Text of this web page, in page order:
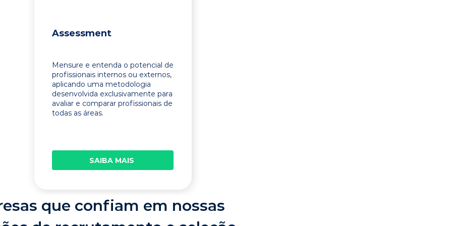
Assessment
Mensure e entenda o potencial de
profissionais internos ou externos,
aplicando uma metodologia
desenvolvida exclusivamente para
avaliar e comparar profissionais de
todas as áreas.
SAIBA MAIS
que confiam em nossas